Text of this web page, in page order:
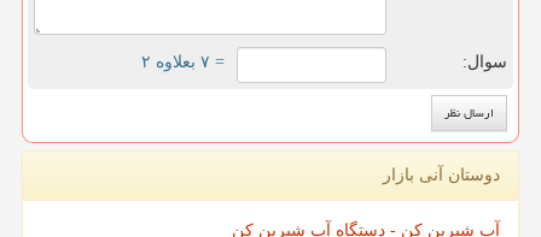
سوال: = ۷ بعلاوه ۲
دوستان آنی بازار
آب شیرین کن - دستگاه آب شیرین کن